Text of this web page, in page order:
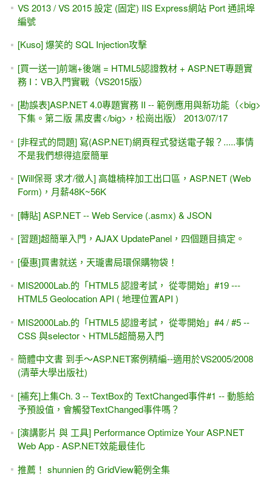
VS 2013 / VS 2015 設定 (固定) IIS Express網站 Port 通訊埠
編號
[Kuso] 爆笑的 SQL Injection攻擊
[買一送一]前端+後端 = HTML5認證教材 + ASP.NET專題實
務 I：VB入門實戰（VS2015版）
[勘誤表]ASP.NET 4.0專題實務 II -- 範例應用與新功能（<big>
下集。第二版 黑皮書</big>，松崗出版） 2013/07/17
[非程式的問題] 寫(ASP.NET)網頁程式發送電子報？.....事情
不是我們想得這麼簡單
[Will保哥 求才/徵人] 高雄楠梓加工出口區，ASP.NET (Web
Form)，月薪48K~56K
[轉貼] ASP.NET -- Web Service (.asmx) & JSON
[習題]超簡單入門，AJAX UpdatePanel，四個題目搞定。
[優惠]買書就送，天瓏書局環保購物袋！
MIS2000Lab.的「HTML5 認證考試， 從零開始」#19 ---
HTML5 Geolocation API ( 地理位置API )
MIS2000Lab.的「HTML5 認證考試， 從零開始」#4 / #5 --
CSS 與selector、HTML5超簡易入門
簡體中文書 到手～ASP.NET案例精編--適用於VS2005/2008
(清華大學出版社)
[補充]上集Ch. 3 -- TextBox的 TextChanged事件#1 -- 動態給
予預設值，會觸發TextChanged事件嗎？
[演講影片 與 工具] Performance Optimize Your ASP.NET
Web App - ASP.NET效能最佳化
推薦！ shunnien 的 GridView範例全集